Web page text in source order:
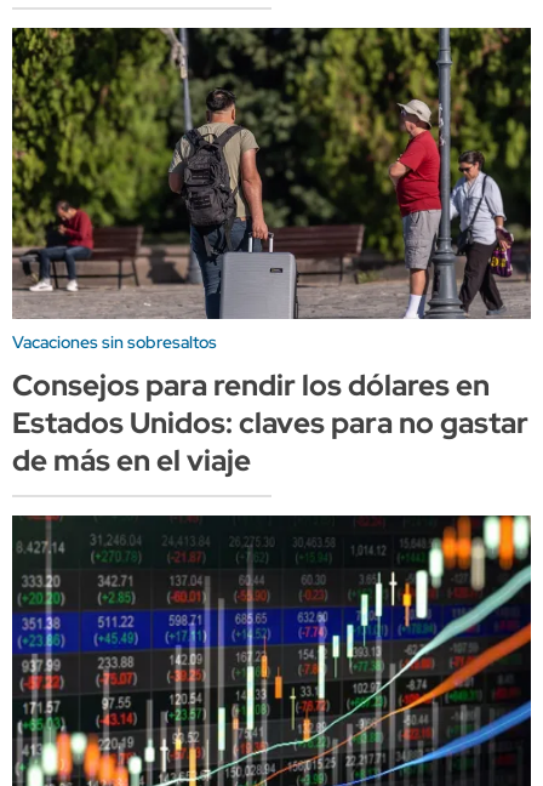
Vacaciones sin sobresaltos
Consejos para rendir los dólares en
Estados Unidos: claves para no gastar
de más en el viaje